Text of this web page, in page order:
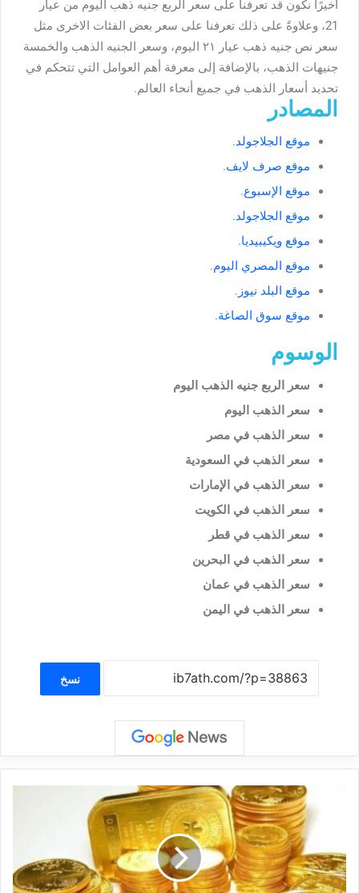
أخيرًا نكون قد تعرفنا على سعر الربع جنيه ذهب اليوم من عيار
21، وعلاوةً على ذلك تعرفنا على سعر بعض الفئات الاخرى مثل
سعر نص جنيه ذهب عيار ٢١ اليوم، وسعر الجنيه الذهب والخمسة
جنيهات الذهب، بالإضافة إلى معرفة أهم العوامل التي تتحكم في
تحديد أسعار الذهب في جميع أنحاء العالم.
المصادر
موقع الجلاجولد.
موقع صرف لايف.
موقع الإسبوع.
موقع الجلاجولد.
موقع ويكيبيديا.
موقع المصري اليوم.
موقع البلد نيوز .
موقع سوق الصاغة.
الوسوم
سعر الربع جنيه الذهب اليوم
سعر الذهب اليوم
سعر الذهب في مصر
سعر الذهب في السعودية
سعر الذهب في الإمارات
سعر الذهب في الكويت
سعر الذهب في قطر
سعر الذهب في البحرين
سعر الذهب في عمان
سعر الذهب في اليمن
نسخ